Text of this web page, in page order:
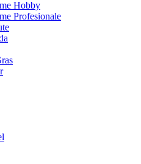
Hobby
Profesionale